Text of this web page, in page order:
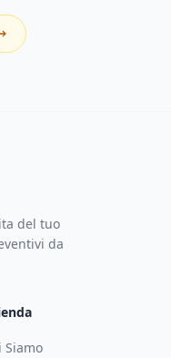
del tuo
da
Siamo